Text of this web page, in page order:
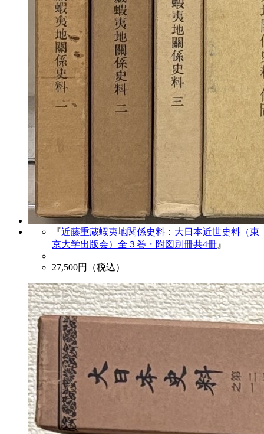
『近藤重蔵蝦夷地関係史料：大日本近世史料（東
京大学出版会）全３巻・附図別冊共4冊 』
27,500円（税込）